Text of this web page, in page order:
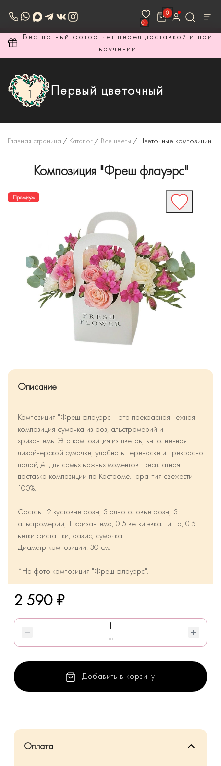
Бесплатный фотоотчёт перед доставкой и при
вручении
0
0
Первый цветочный
Главная страница / Каталог / Все цветы / Цветочные композиции
Композиция "Фреш флауэрс"
Премиум
Описание
Композиция "Фреш флауэрс" - это прекрасная нежная
композиция-сумочка из роз, альстромерий и
хризантемы. Эта композиция из цветов, выполненная
дизайнерской сумочке, удобна в переноске и прекрасно
подойдёт для самых важных моментов! Бесплатная
доставка композиции по Костроме. Гарантия свежести
100%.
Состав: 2 кустовые розы, 3 одноголовые розы, 3
альстромерии, 1 хризантема, 0.5 ветки эвкалтипта, 0.5
ветки фисташки, оазис, сумочка.
Диаметр композиции: 30 см.
*На фото композиция "Фреш флауэрс".
2 590 ₽
шт
Добавить в корзину
Оплата